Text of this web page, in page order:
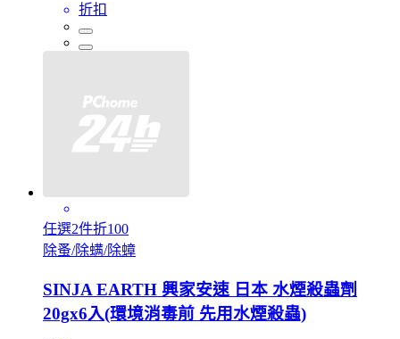
折扣
任選2件折100
除蚤/除螨/除蟑
SINJA EARTH 興家安速 日本 水煙殺蟲劑
20gx6入(環境消毒前 先用水煙殺蟲)